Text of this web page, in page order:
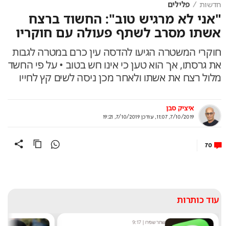
חדשות פלילים
"אני לא מרגיש טוב": החשוד ברצח
אשתו מסרב לשתף פעולה עם חוקריו
חוקרי המשטרה הגיעו להדסה עין כרם במטרה לגבות
את גרסתו, אך הוא טען כי אינו חש בטוב • על פי החשד
מלול רצח את אשתו ולאחר מכן ניסה לשים קץ לחייו
איציק סבן
7/10/2019, 11:07
,עודכן7/10/2019, 19:21
70
עוד כותרות
שחר שפירו|
9:17